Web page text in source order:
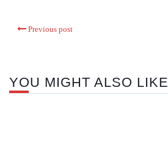
Previous post
YOU MIGHT ALSO LIKE